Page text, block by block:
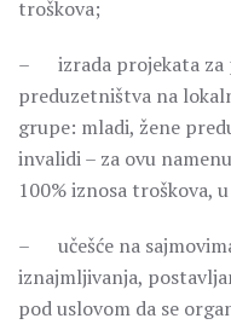
troškova;
– izrada projekata za
preduzetništva na
grupe: mladi, žene
invalidi – za ovu
100% iznosa troškova,
– učešće na
iznajmljivanja,
pod uslovom da se